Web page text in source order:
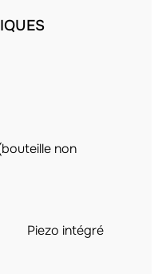
non
Piezo intégré